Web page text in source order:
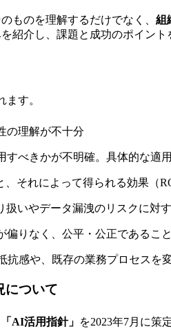
ものを理解するだけでなく、 組
紹介し、課題と成功のポイント
す。
の理解が不十分
べきかが不明確。具体的な適
それによって得られる効果（
いやデータ漏洩のリスクに対
りなく、公平・公正であるこ
感や、既存の業務プロセスを
について
「AI活用指針」 を2023年7月に策